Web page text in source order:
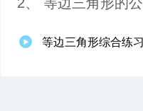
等边三角形综合练习